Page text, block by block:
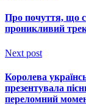
Про почуття, що
проникливий
Next post
Королева
презентувала
переломний